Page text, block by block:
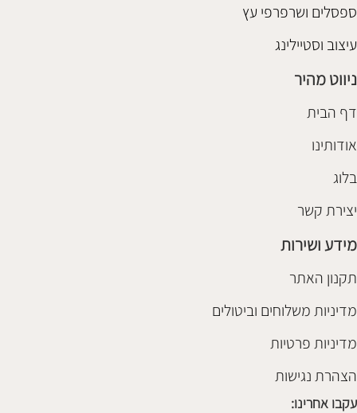
ספסלים ושרפרפי עץ
עיצוב וסטיילינג
ניווט מהיר
דף הבית
אודותינו
בלוג
יצירת קשר
מידע ושירות
תקנון האתר
מדיניות משלוחים וביטולים
מדיניות פרטיות
הצהרת נגישות
עקבו אחרינו: